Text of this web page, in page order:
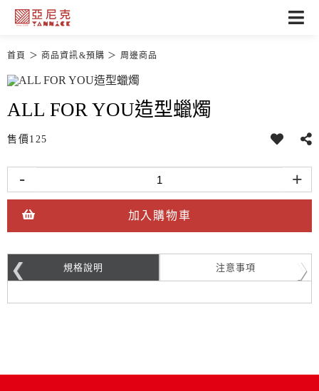
首頁 商品資訊&預購 周邊商品
ALL FOR YOU造型蠟燭
售價 125
- +
加入購物車
規格說明 注意事項